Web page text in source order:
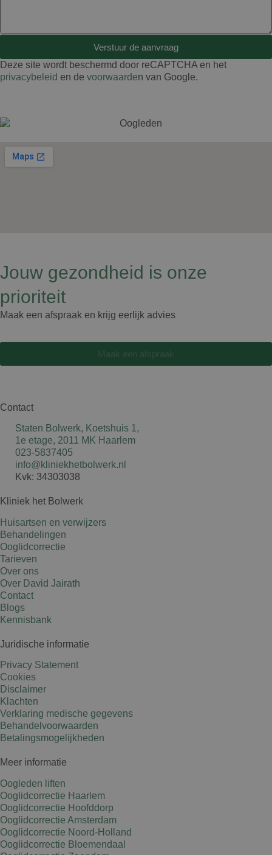
Verstuur de aanvraag
Deze site wordt beschermd door reCAPTCHA en het
privacybeleid en de voorwaarden van Google.
Jouw gezondheid is onze
prioriteit
Maak een afspraak en krijg eerlijk advies
Contact
Staten Bolwerk, Koetshuis 1,
1e etage, 2011 MK Haarlem
023-5837405
info@kliniekhetbolwerk.nl
Kvk: 34303038
Kliniek het Bolwerk
Huisartsen en verwijzers
Behandelingen
Ooglidcorrectie
Tarieven
Over ons
Over David Jairath
Contact
Blogs
Kennisbank
Juridische informatie
Privacy Statement
Cookies
Disclaimer
Klachten
Verklaring medische gegevens
Behandelvoorwaarden
Betalingsmogelijkheden
Meer informatie
Oogleden liften
Ooglidcorrectie Haarlem
Ooglidcorrectie Hoofddorp
Ooglidcorrectie Amsterdam
Ooglidcorrectie Noord-Holland
Ooglidcorrectie Bloemendaal